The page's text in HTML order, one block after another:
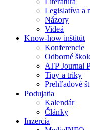
Legislatíva a
Názory
Videá
Know-how inštitút
Konferencie
Odborné
ATP Journal
Tipy a triky
Prehľadové
Podujatia
Kalendár
Články
Inzercia